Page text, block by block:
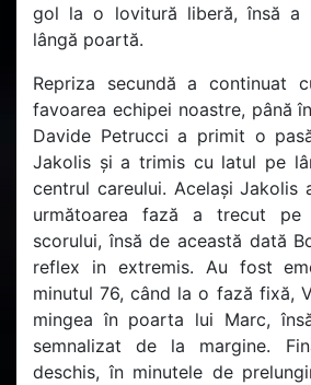
gol la o lovitură liberă, însă a
lângă poartă.
Repriza secundă a continuat
favoarea echipei noastre, până
Davide Petrucci a primit o
Jakolis și a trimis cu latul pe
centrul careului. Același
următoarea fază a trecut pe
scorului, însă de această dată
reflex in extremis. Au fost
minutul 76, când la o fază fixă,
mingea în poarta lui Marc,
semnalizat de la margine.
deschis, în minutele de